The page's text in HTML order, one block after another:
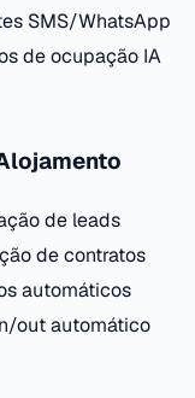
SMS/WhatsApp
de ocupação IA
de leads
de contratos
automáticos
out automático